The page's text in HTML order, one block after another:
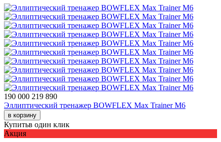
190 000 219 890
Эллиптический тренажер BOWFLEX Max Trainer M6
в корзину
Купитьв один клик
Акция